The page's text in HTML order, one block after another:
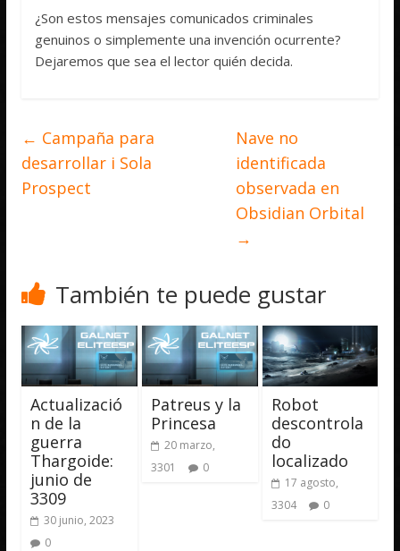
¿Son estos mensajes comunicados criminales
genuinos o simplemente una invención ocurrente?
Dejaremos que sea el lector quién decida.
← Campaña para
desarrollar i Sola
Prospect
Nave no
identificada
observada en
Obsidian Orbital
→
También te puede gustar
Actualizació
n de la
guerra
Thargoide:
junio de
3309
30 junio, 2023
0
Patreus y la
Princesa
20 marzo,
3301
0
Robot
descontrola
do
localizado
17 agosto,
3304
0